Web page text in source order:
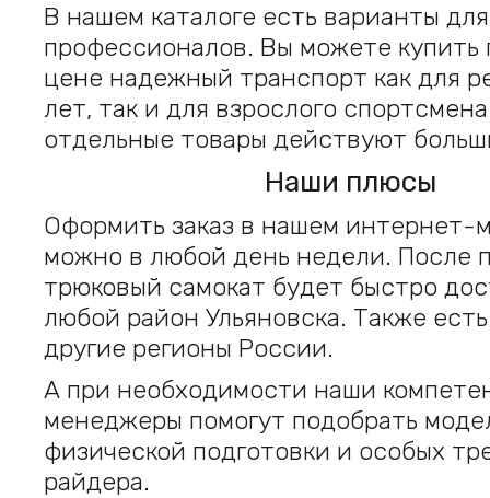
В нашем каталоге есть варианты
профессионалов. Вы можете купить
цене надежный транспорт как для
лет, так и для взрослого
отдельные товары действуют
Наши плюсы
Оформить заказ в нашем интернет-
можно в любой день недели. После
трюковый самокат будет быстро
любой район Ульяновска. Также
другие регионы России.
А при необходимости наши
менеджеры помогут подобрать
физической подготовки и особых
райдера.